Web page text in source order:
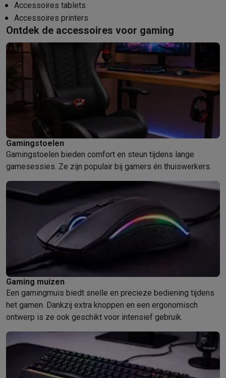
Accessoires tablets
Accessoires printers
Ontdek de accessoires voor gaming
Gamingstoelen
Gamingstoelen bieden comfort en steun tijdens lange
gamesessies. Ze zijn populair bij gamers én thuiswerkers.
Gaming muizen
Een gamingmuis biedt snelle en precieze bediening tijdens
het gamen. Dankzij extra knoppen en een ergonomisch
ontwerp is ze ook geschikt voor intensief gebruik.